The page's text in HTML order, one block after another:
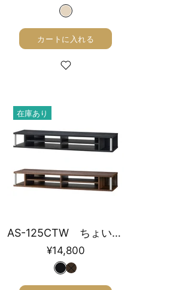
カートに入れる
在庫あり
AS-125CTW ちょい足しラックダブル 幅125cm
¥14,800